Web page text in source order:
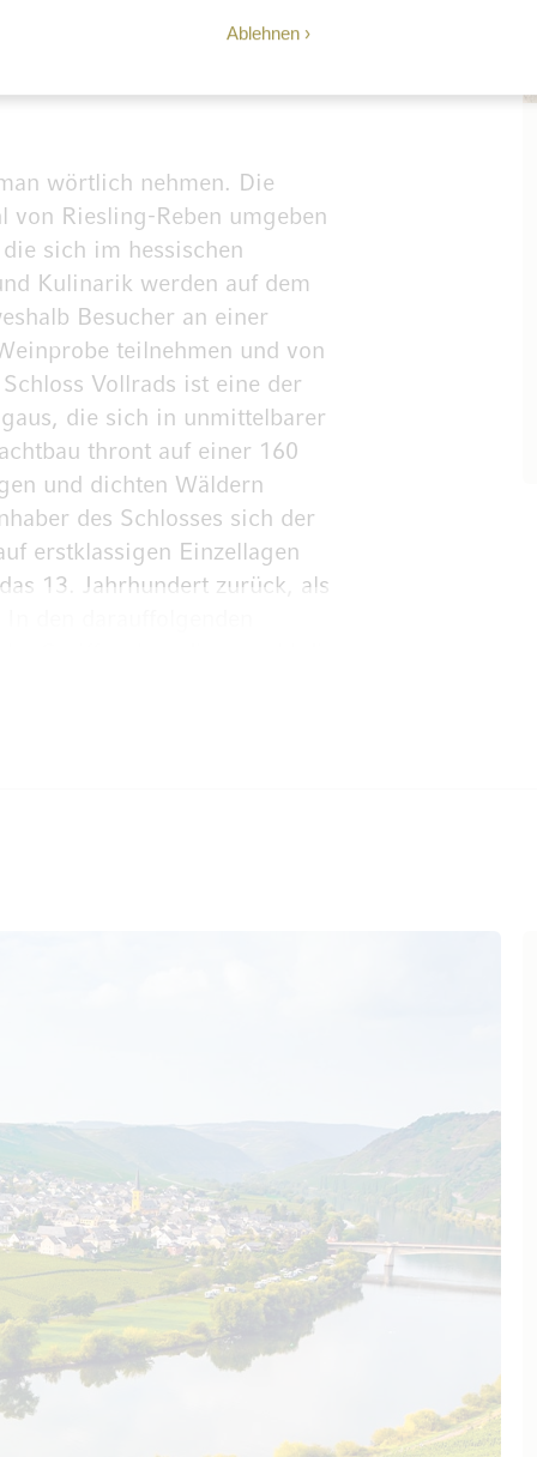
Ablehnen
wörtlich nehmen. Die
von Riesling-Reben umgeben
sich im hessischen
Kulinarik werden auf dem
Besucher an einer
teilnehmen und von
Vollrads ist eine der
die sich in unmittelbarer
thront auf einer 160
und dichten Wäldern
des Schlosses sich der
erstklassigen Einzellagen
13. Jahrhundert zurück, als
Weine bekannt, die als
Produkte des
Riesling“, dessen hellgelbe
kommen vollreife
Aromen und einer
besondere Spezialität gilt der
Diese Weißweine
Sowohl in der Nase als